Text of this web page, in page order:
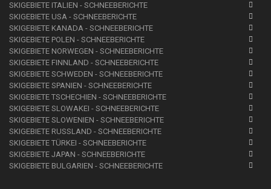
SKIGEBIETE ITALIEN - SCHNEEBERICHTE
SKIGEBIETE USA - SCHNEEBERICHTE
SKIGEBIETE KANADA - SCHNEEBERICHTE
SKIGEBIETE POLEN - SCHNEEBERICHTE
SKIGEBIETE NORWEGEN - SCHNEEBERICHTE
SKIGEBIETE FINNLAND - SCHNEEBERICHTE
SKIGEBIETE SCHWEDEN - SCHNEEBERICHTE
SKIGEBIETE SPANIEN - SCHNEEBERICHTE
SKIGEBIETE TSCHECHIEN - SCHNEEBERICHTE
SKIGEBIETE SLOWAKEI - SCHNEEBERICHTE
SKIGEBIETE SLOWENIEN - SCHNEEBERICHTE
SKIGEBIETE RUSSLAND - SCHNEEBERICHTE
SKIGEBIETE TÜRKEI - SCHNEEBERICHTE
SKIGEBIETE JAPAN - SCHNEEBERICHTE
SKIGEBIETE BULGARIEN - SCHNEEBERICHTE